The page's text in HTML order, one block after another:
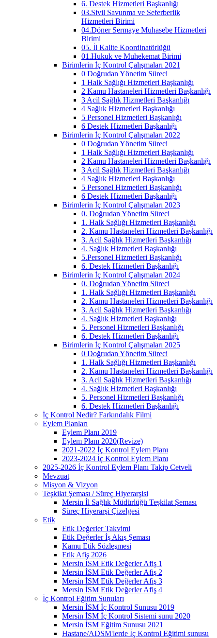
6. Destek Hizmetleri Başkanlığı
03.Sivil Savunma ve Seferberlik
Hizmetleri Birimi
04.Döner Sermaye Muhasebe Hizmetleri
Birimi
05. İl Kalite Koordinatörlüğü
01.Hukuk ve Muhekemat Birimi
Birimlerin İç Kontrol Çalışmaları 2021
0 Doğrudan Yönetim Süreci
1 Halk Sağlığı Hizmetleri Başkanlığı
2 Kamu Hastaneleri Hizmetleri Başkanlığı
3 Acil Sağlık Hizmetleri Başkanlığı
4 Sağlık Hizmetleri Başkanlığı
5 Personel Hizmetleri Başkanlığı
6 Destek Hizmetleri Başkanlığı
Birimlerin İç Kontrol Çalışmaları 2022
0 Doğrudan Yönetim Süreci
1 Halk Sağlığı Hizmetleri Başkanlığı
2 Kamu Hastaneleri Hizmetleri Başkanlığı
3 Acil Sağlık Hizmetleri Başkanlığı
4 Sağlık Hizmetleri Başkanlığı
5 Personel Hizmetleri Başkanlığı
6 Destek Hizmetleri Başkanlığı
Birimlerin İç Kontrol Çalışmaları 2023
0. Doğrudan Yönetim Süreci
1. Halk Sağlığı Hizmetleri Başkanlığı
2. Kamu Hastaneleri Hizmetleri Başkanlığı
3. Acil Sağlık Hizmetleri Başkanlığı
4. Sağlık Hizmetleri Başkanlığı
5.Personel Hizmetleri Başkanlığı
6. Destek Hizmetleri Başkanlığı
Birimlerin İç Kontrol Çalışmaları 2024
0. Doğrudan Yönetim Süreci
1. Halk Sağlığı Hizmetleri Başkanlığı
2. Kamu Hastaneleri Hizmetleri Başkanlığı
3. Acil Sağlık Hizmetleri Başkanlığı
4. Sağlık Hizmetleri Başkanlığı
5. Personel Hizmetleri Başkanlığı
6. Destek Hizmetleri Başkanlığı
Birimlerin İç Kontrol Çalışmaları 2025
0 Doğrudan Yönetim Süreci
1. Halk Sağlığı Hizmetleri Başkanlığı
2. Kamu Hastaneleri Hizmetleri Başkanlığı
3. Acil Sağlık Hizmetleri Başkanlığı
4. Sağlık Hizmetleri Başkanlığı
5. Personel Hizmetleri Başkanlığı
6. Destek Hizmetleri Başkanlığı
İç Kontrol Nedir? Farkındalık Filmi
Eylem Planları
Eylem Planı 2019
Eylem Planı 2020(Revize)
2021-2022 İç Kontrol Eylem Planı
2023-2024 İç Kontrol Eylem Planı
2025-2026 İç Kontrol Eylem Planı Takip Cetveli
Mevzuat
Misyon & Vizyon
Teşkilat Şeması / Süreç Hiyerarşisi
Mersin İl Sağlık Müdürlüğü Teşkilat Şeması
Süreç Hiyerarşi Çizelgesi
Etik
Etik Değerler Takvimi
Etik Değerler İş Akış Şeması
Kamu Etik Sözleşmesi
Etik Afiş 2026
Mersin İSM Etik Değerler Afiş 1
Mersin İSM Etik Değerler Afiş 2
Mersin İSM Etik Değerler Afiş 3
Mersin İSM Etik Değerler Afiş 4
İç Kontrol Eğitim Sunuları
Mersin İSM İç Kontrol Sunusu 2019
Mersin İSM İç Kontrol Sistemi sunu 2020
Mersin İSM Eğitim Sunusu 2021
Hastane/ADSM'lerde İç Kontrol Eğitimi sunusu